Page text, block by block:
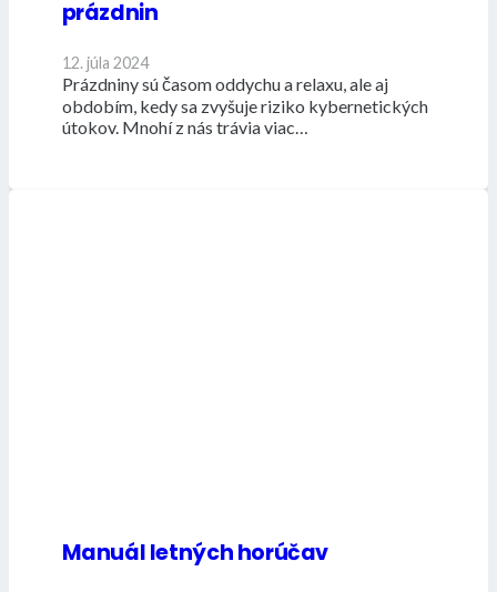
prázdnin
12. júla 2024
Prázdniny sú časom oddychu a relaxu, ale aj
obdobím, kedy sa zvyšuje riziko kybernetických
útokov. Mnohí z nás trávia viac…
Manuál letných horúčav